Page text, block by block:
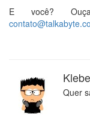
E você?
Quer